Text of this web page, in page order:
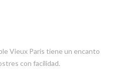
Vieux Paris tiene un encanto
con facilidad.